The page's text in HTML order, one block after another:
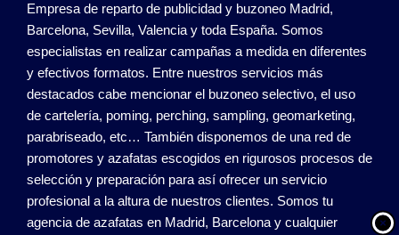
Empresa de reparto de publicidad y buzoneo Madrid,
Barcelona, Sevilla, Valencia y toda España. Somos
especialistas en realizar campañas a medida en diferentes
y efectivos formatos. Entre nuestros servicios más
destacados cabe mencionar el buzoneo selectivo, el uso
de cartelería, poming, perching, sampling, geomarketing,
parabriseado, etc… También disponemos de una red de
promotores y azafatas escogidos en rigurosos procesos de
selección y preparación para así ofrecer un servicio
profesional a la altura de nuestros clientes. Somos tu
agencia de azafatas en Madrid, Barcelona y cualquier